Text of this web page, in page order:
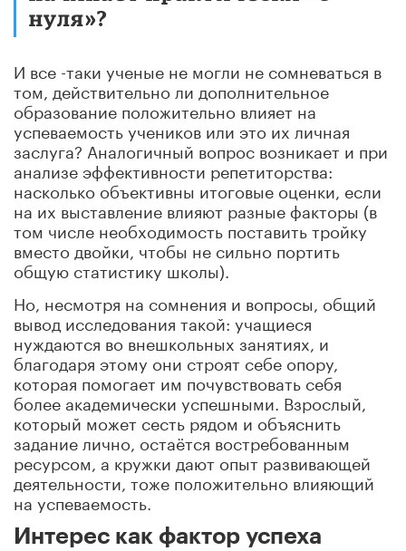
нуля»?
И все -таки ученые не могли не сомневаться в
том, действительно ли дополнительное
образование положительно влияет на
успеваемость учеников или это их личная
заслуга? Аналогичный вопрос возникает и при
анализе эффективности репетиторства:
насколько объективны итоговые оценки, если
на их выставление влияют разные факторы (в
том числе необходимость поставить тройку
вместо двойки, чтобы не сильно портить
общую статистику школы).
Но, несмотря на сомнения и вопросы, общий
вывод исследования такой: учащиеся
нуждаются во внешкольных занятиях, и
благодаря этому они строят себе опору,
которая помогает им почувствовать себя
более академически успешными. Взрослый,
который может сесть рядом и объяснить
задание лично, остаётся востребованным
ресурсом, а кружки дают опыт развивающей
деятельности, тоже положительно влияющий
на успеваемость.
Интерес как фактор успеха